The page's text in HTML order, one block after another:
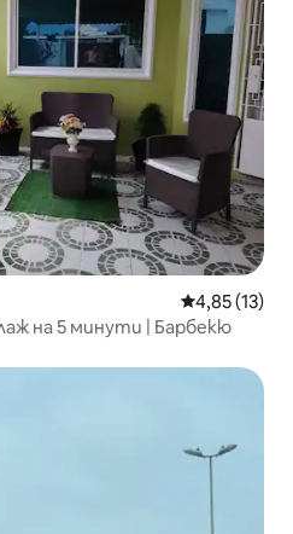
Средна
4,85 (13)
на 5 минути | Барбекю